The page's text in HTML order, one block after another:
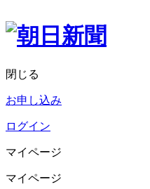
閉じる
お申し込み
ログイン
マイページ
マイページ